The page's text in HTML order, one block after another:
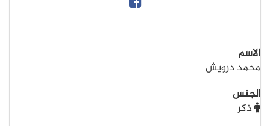
الاسم
محمد درويش
الجنس
ذكر